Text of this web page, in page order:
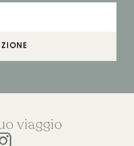
viaggio